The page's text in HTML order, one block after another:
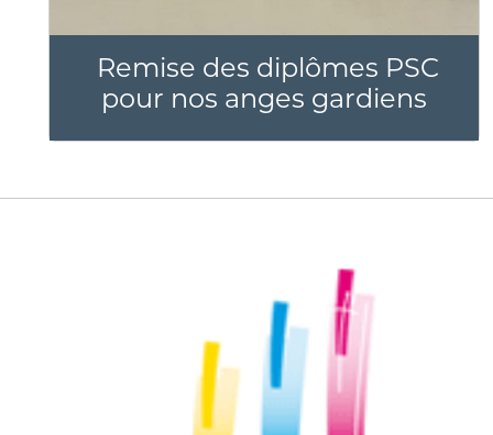
Remise des diplômes PSC
pour nos anges gardiens